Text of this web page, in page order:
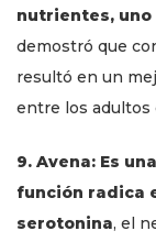
nutrientes,
demostró que
resultó en un
entre los adultos
9. Avena: Es
función radica
serotonina, el